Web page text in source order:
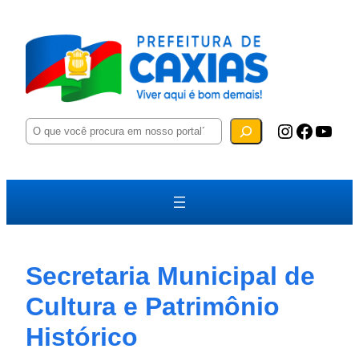
P
e
u
a
Instagram Facebook YouTube
Secretaria Municipal de
Cultura e Patrimônio
Histórico